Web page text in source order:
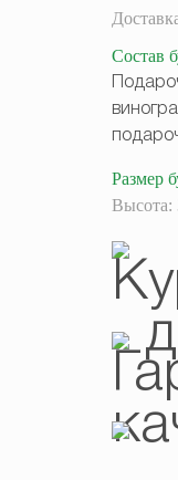
Состав
Размер
Высота: